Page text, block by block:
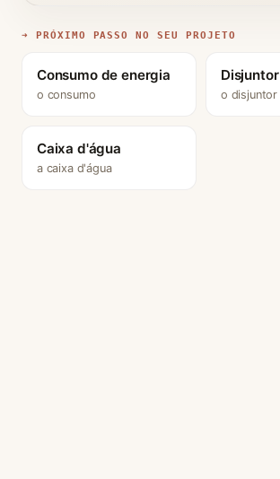
➜ PRÓXIMO PASSO NO SEU PROJETO
Consumo de energia
o consumo
Disjuntor
o disjuntor
Caixa d'água
a caixa d'água